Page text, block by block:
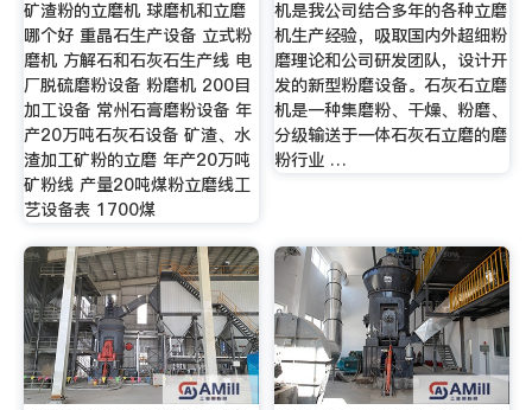
矿渣粉的立磨机 球磨机和立磨
哪个好 重晶石生产设备 立式粉
磨机 方解石和石灰石生产线 电
厂脱硫磨粉设备 粉磨机 200目
加工设备 常州石膏磨粉设备 年
产20万吨石灰石设备 矿渣、水
渣加工矿粉的立磨 年产20万吨
矿粉线 产量20吨煤粉立磨线工
艺设备表 1700煤
机是我公司结合多年的各种立磨
机生产经验，吸取国内外超细粉
磨理论和公司研发团队，设计开
发的新型粉磨设备。石灰石立磨
机是一种集磨粉、干燥、粉磨、
分级输送于一体石灰石立磨的磨
粉行业 …